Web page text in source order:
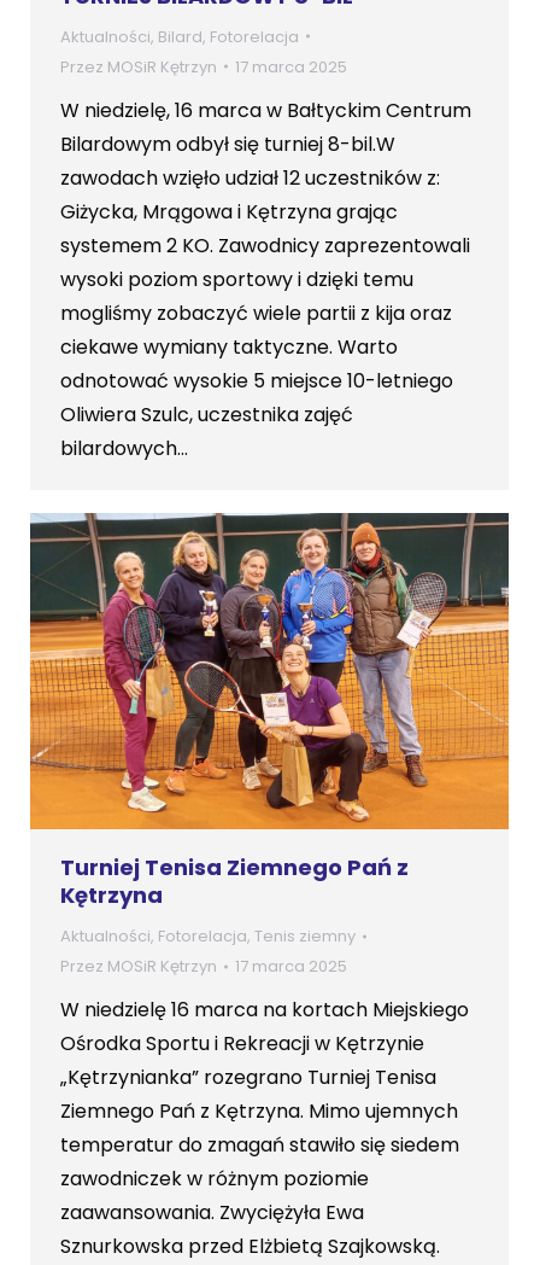
Aktualności, Bilard, Fotorelacja
Przez MOSiR Kętrzyn 17 marca 2025
W niedzielę, 16 marca w Bałtyckim Centrum
Bilardowym odbył się turniej 8-bil.W
zawodach wzięło udział 12 uczestników z:
Giżycka, Mrągowa i Kętrzyna grając
systemem 2 KO. Zawodnicy zaprezentowali
wysoki poziom sportowy i dzięki temu
mogliśmy zobaczyć wiele partii z kija oraz
ciekawe wymiany taktyczne. Warto
odnotować wysokie 5 miejsce 10-letniego
Oliwiera Szulc, uczestnika zajęć
bilardowych…
Turniej Tenisa Ziemnego Pań z
Kętrzyna
Aktualności, Fotorelacja, Tenis ziemny
Przez MOSiR Kętrzyn 17 marca 2025
W niedzielę 16 marca na kortach Miejskiego
Ośrodka Sportu i Rekreacji w Kętrzynie
„Kętrzynianka” rozegrano Turniej Tenisa
Ziemnego Pań z Kętrzyna. Mimo ujemnych
temperatur do zmagań stawiło się siedem
zawodniczek w różnym poziomie
zaawansowania. Zwyciężyła Ewa
Sznurkowska przed Elżbietą Szajkowską.